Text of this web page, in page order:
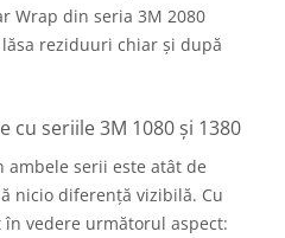
Wrap din seria 3M 2080
reziduuri chiar și după
cu seriile 3M 1080 și 1380
serii este atât de
nicio diferență vizibilă. Cu
vedere următorul aspect: